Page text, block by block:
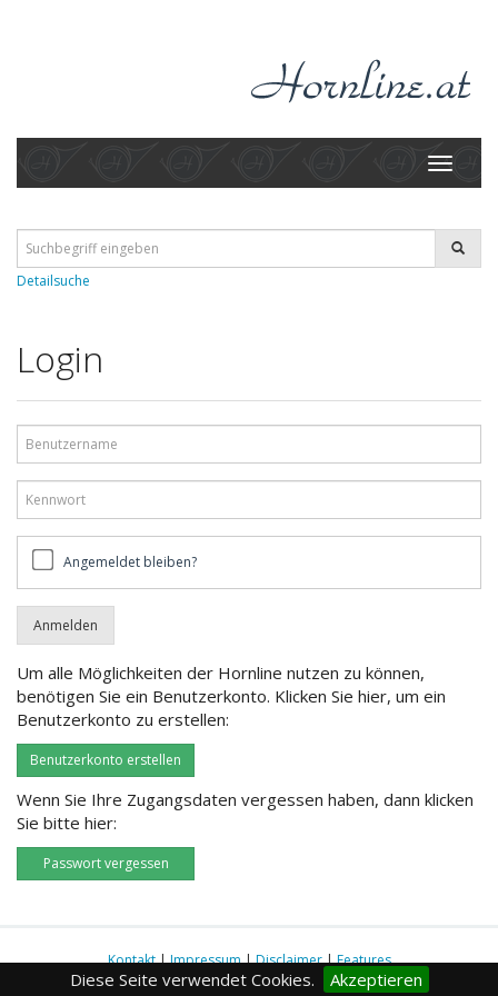
Diese Seite verwendet Cookies. Akzeptieren
Toggle
Detailsuche
Login
bleiben?Angemeldet bleiben?
Um alle Möglichkeiten der Hornline nutzen zu können,
benötigen Sie ein Benutzerkonto. Klicken Sie hier, um ein
Benutzerkonto zu erstellen:
Benutzerkonto erstellen
Wenn Sie Ihre Zugangsdaten vergessen haben, dann klicken
Sie bitte hier:
Passwort vergessen
Kontakt|Impressum|Disclaimer|Features